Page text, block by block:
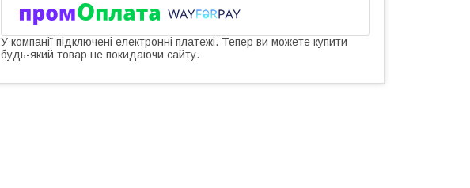
У компанії підключені електронні платежі. Тепер ви можете купити
будь-який товар не покидаючи сайту.